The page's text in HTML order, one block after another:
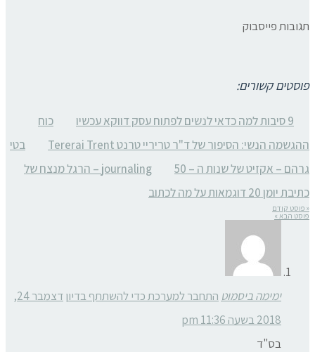
תגובות פייסבוק
פוסטים קשורים:
9 סיבות למה כדאי לנשים לפתוח עסק דווקא עכשיו
כוח
ההגשמה הנשי: הסיפור של ד"ר טריריי טרנט Tererai Trent
בטי
גרהם – אקזיט של שנות ה – 50
journaling – הרגל מנצח של
כתיבת יומן 20 דוגמאות על מה לכתוב
« פוסט קודם
פוסט הבא »
ימימה ביסמוט התחבר למערכת כדי להשתתף בדיון
דצמבר 24,
2018 בשעה 11:36 pm
בס"ד